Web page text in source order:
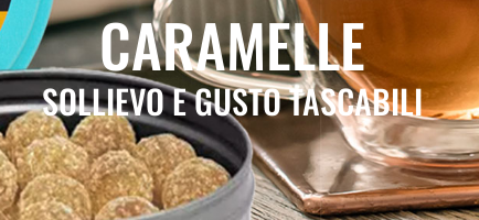
CARAMELLE
SOLLIEVO E GUSTO TASCABILI